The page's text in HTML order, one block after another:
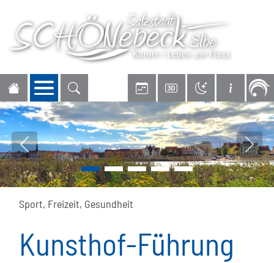
Navigation öffnen
Vorheriges Bild
Sport, Freizeit, Gesundheit
Kunsthof-Führung